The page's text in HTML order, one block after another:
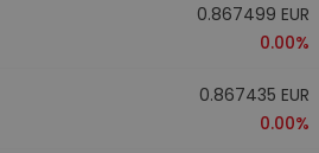
0.867499 EUR
0.00%
0.867435 EUR
0.00%